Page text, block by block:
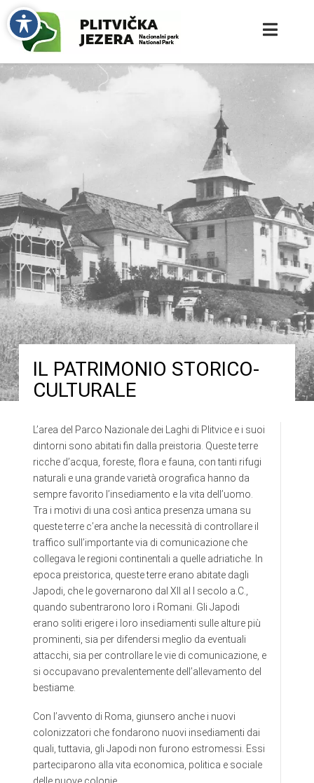
IL PATRIMONIO STORICO-
CULTURALE
L’area del Parco Nazionale dei Laghi di Plitvice e i suoi
dintorni sono abitati fin dalla preistoria. Queste terre
ricche d’acqua, foreste, flora e fauna, con tanti rifugi
naturali e una grande varietà orografica hanno da
sempre favorito l’insediamento e la vita dell’uomo.
Tra i motivi di una così antica presenza umana su
queste terre c’era anche la necessità di controllare il
traffico sull’importante via di comunicazione che
collegava le regioni continentali a quelle adriatiche. In
epoca preistorica, queste terre erano abitate dagli
Japodi, che le governarono dal XII al I secolo a.C.,
quando subentrarono loro i Romani. Gli Japodi
erano soliti erigere i loro insediamenti sulle alture più
prominenti, sia per difendersi meglio da eventuali
attacchi, sia per controllare le vie di comunicazione, e
si occupavano prevalentemente dell’allevamento del
bestiame.
Con l’avvento di Roma, giunsero anche i nuovi
colonizzatori che fondarono nuovi insediamenti dai
quali, tuttavia, gli Japodi non furono estromessi. Essi
parteciparono alla vita economica, politica e sociale